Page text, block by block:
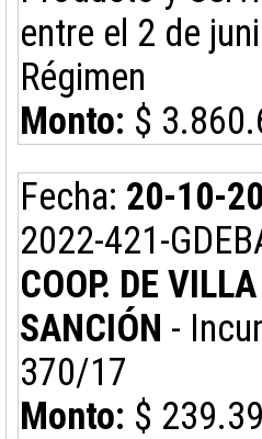
entre el 2 de
Régimen
Monto: $
Fecha: 20-10-
2022-421-
COOP. DE
SANCIÓN -
370/17
Monto: $